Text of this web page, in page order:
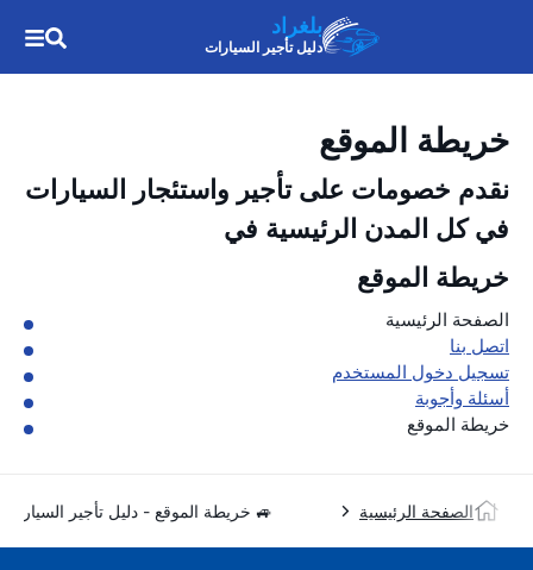
بلغراد
دليل تأجير السيارات
خريطة الموقع
نقدم خصومات على تأجير واستئجار السيارات
في كل المدن الرئيسية في
خريطة الموقع
الصفحة الرئيسية
اتصل بنا
تسجيل دخول المستخدم
أسئلة وأجوبة
خريطة الموقع
الصفحة الرئيسية 🚙 خريطة الموقع - دليل تأجير السيارات